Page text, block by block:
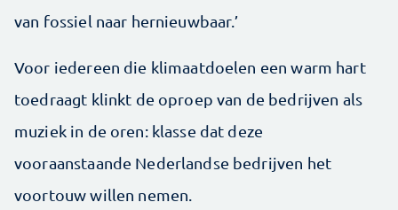
van fossiel naar hernieuwbaar.’
Voor iedereen die klimaatdoelen een warm hart
toedraagt klinkt de oproep van de bedrijven als
muziek in de oren: klasse dat deze
vooraanstaande Nederlandse bedrijven het
voortouw willen nemen.